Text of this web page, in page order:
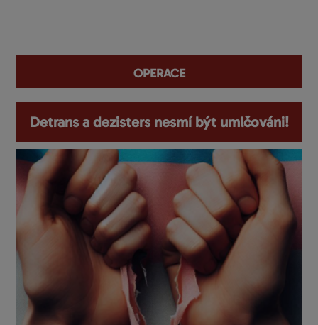
operace
Detrans a dezisters nesmí být umlčováni!